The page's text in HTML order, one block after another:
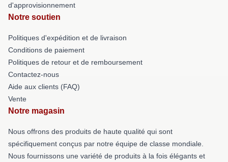
d'approvisionnement
Notre soutien
Politiques d'expédition et de livraison
Conditions de paiement
Politiques de retour et de remboursement
Contactez-nous
Aide aux clients (FAQ)
Vente
Notre magasin
Nous offrons des produits de haute qualité qui sont
spécifiquement conçus par notre équipe de classe mondiale.
Nous fournissons une variété de produits à la fois élégants et